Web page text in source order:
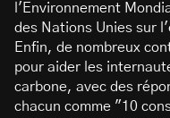
l'Environnement
des Nations Unies sur
Enfin, de nombreux
pour aider les
carbone, avec des
chacun comme "10